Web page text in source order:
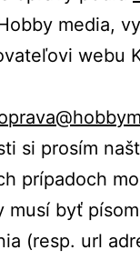
media,
webu
si prosím
prípadoch
byť
(resp. url